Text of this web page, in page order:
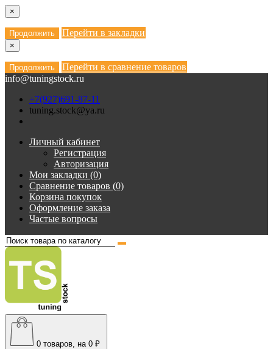
×
Продолжить Перейти в закладки
×
Продолжить
Перейти в сравнение товаров
info@tuningstock.ru
+7(927)691-87-11
tuning.stock@ya.ru
Личный кабинет
Регистрация
Авторизация
Мои закладки (0)
Сравнение товаров (0)
Корзина покупок
Оформление заказа
Частые вопросы
0 товаров, на 0 ₽